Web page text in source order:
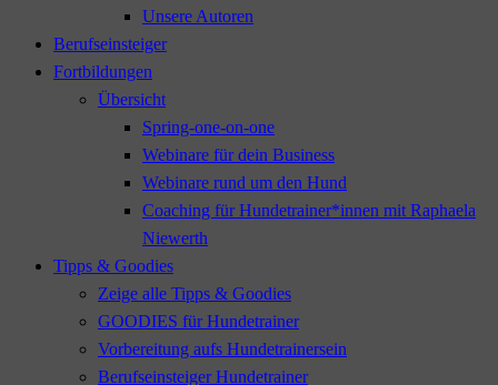
Unsere Autoren
Berufseinsteiger
Fortbildungen
Übersicht
Spring-one-on-one
Webinare für dein Business
Webinare rund um den Hund
Coaching für Hundetrainer*innen mit Raphaela
Niewerth
Tipps & Goodies
Zeige alle Tipps & Goodies
GOODIES für Hundetrainer
Vorbereitung aufs Hundetrainersein
Berufseinsteiger Hundetrainer